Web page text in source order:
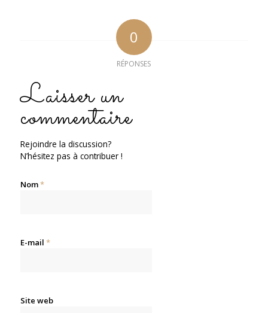
0
RÉPONSES
Laisser un
commentaire
Rejoindre la discussion?
N’hésitez pas à contribuer !
Nom*
E-mail *
Site web